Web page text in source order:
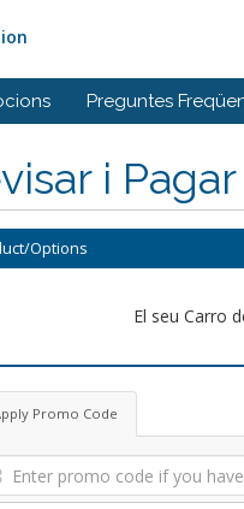
Preguntes
i Pagar
Options
El seu Carro
Promo Code